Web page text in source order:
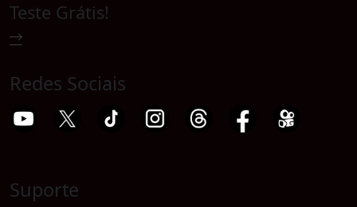
Teste Grátis!
Redes Sociais
Suporte